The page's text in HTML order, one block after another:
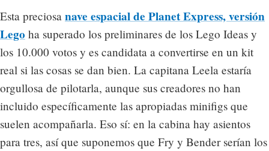
Esta preciosa nave espacial de Planet Express, versión
Lego ha superado los preliminares de los Lego Ideas y
los 10.000 votos y es candidata a convertirse en un kit
real si las cosas se dan bien. La capitana Leela estaría
orgullosa de pilotarla, aunque sus creadores no han
incluido específicamente las apropiadas minifigs que
suelen acompañarla. Eso sí: en la cabina hay asientos
para tres, así que suponemos que Fry y Bender serían los